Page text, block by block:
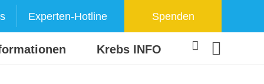
Experten-Hotline Spenden
Krebs INFO